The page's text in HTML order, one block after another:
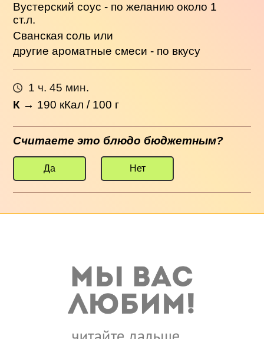
Вустерский соус - по желанию около 1
ст.л.
Сванская соль или
другие ароматные смеси - по вкусу
1 ч. 45 мин.
К → 190 кКал / 100 г
Считаете это блюдо бюджетным?
Да Нет